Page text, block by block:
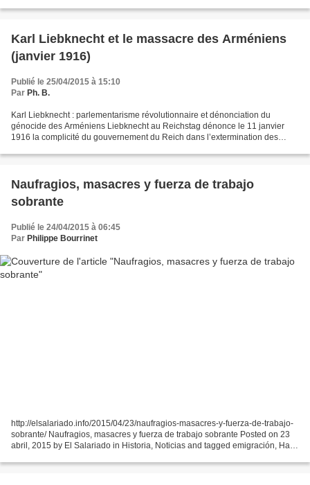
Karl Liebknecht et le massacre des Arméniens
(janvier 1916)
Publié le 25/04/2015 à 15:10
Par Ph. B.
Karl Liebknecht : parlementarisme révolutionnaire et dénonciation du
génocide des Arméniens Liebknecht au Reichstag dénonce le 11 janvier
1916 la complicité du gouvernement du Reich dans l’extermination des
Naufragios, masacres y fuerza de trabajo
sobrante
Publié le 24/04/2015 à 06:45
Par Philippe Bourrinet
http://elsalariado.info/2015/04/23/naufragios-masacres-y-fuerza-de-trabajo-
sobrante/ Naufragios, masacres y fuerza de trabajo sobrante Posted on 23
abril, 2015 by El Salariado in Historia, Noticias and tagged emigración, Haití,